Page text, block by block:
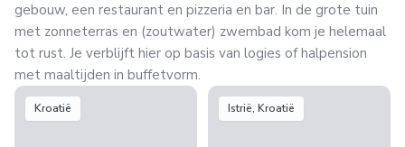
gebouw, een restaurant en pizzeria en bar. In de grote tuin
met zonneterras en (zoutwater) zwembad kom je helemaal
tot rust. Je verblijft hier op basis van logies of halpension
met maaltijden in buffetvorm.
Kroatië Istrië, Kroatië